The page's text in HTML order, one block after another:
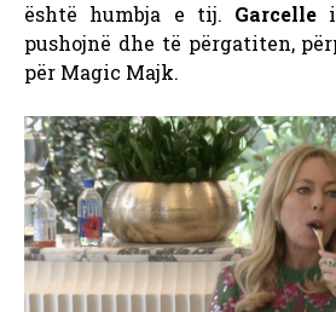
është humbja e tij. Garcelle
pushojnë dhe të përgatiten,
për Magic Majk.